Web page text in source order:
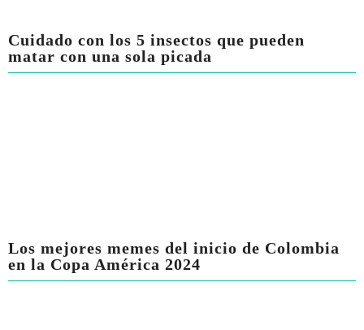
Cuidado con los 5 insectos que pueden
matar con una sola picada
Los mejores memes del inicio de Colombia
en la Copa América 2024